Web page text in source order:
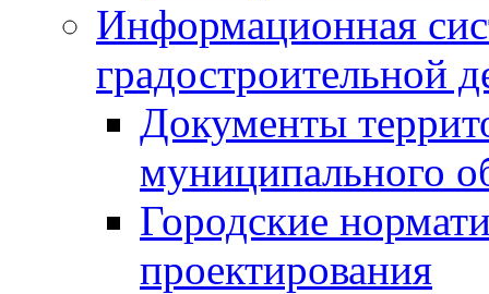
Информационная
градостроительной
Документы
муниципального
Городские
проектирования